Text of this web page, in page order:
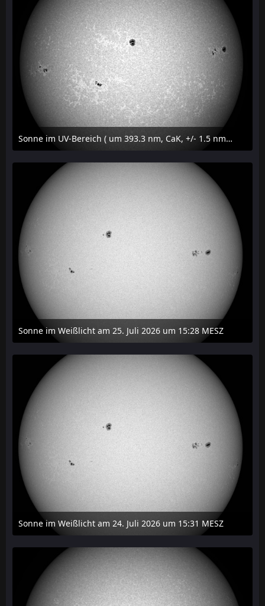
Sonne im UV-Bereich ( um 393.3 nm, CaK, +/- 1.5 nm) am 25. Juli 2026 um 15:32 MESZ
27. Juli 2026 um 20:32
Sonne im Weißlicht am 25. Juli 2026 um 15:28 MESZ
27. Juli 2026 um 20:29
Sonne im Weißlicht am 24. Juli 2026 um 15:31 MESZ
24. Juli 2026 um 21:45